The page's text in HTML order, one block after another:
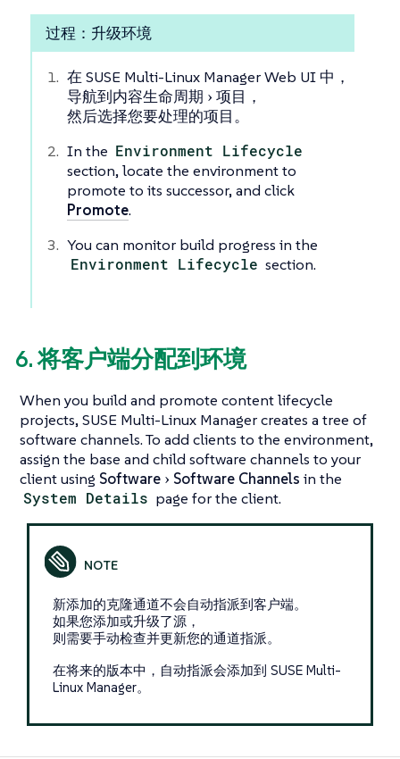
过程：升级环境
在 SUSE Multi-Linux Manager Web UI 中，
导航到内容生命周期 项目 ，
然后选择您要处理的项目。
In the Environment Lifecycle
section, locate the environment to
promote to its successor, and click
Promote.
You can monitor build progress in the
Environment Lifecycle section.
6. 将客户端分配到环境
When you build and promote content lifecycle
projects, SUSE Multi-Linux Manager creates a tree of
software channels. To add clients to the environment,
assign the base and child software channels to your
client using Software Software Channels in the
System Details page for the client.
新添加的克隆通道不会自动指派到客户端。
如果您添加或升级了源，
则需要手动检查并更新您的通道指派。
在将来的版本中，自动指派会添加到 SUSE Multi-
Linux Manager。